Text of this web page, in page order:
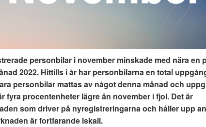
personbilar i november minskade med nära en
2022. Hittills i år har personbilarna en total
personbilar mattas av något denna månad och
fyra procentenheter lägre än november i fjol. Det är
som driver på nyregistreringarna och håller upp
är fortfarande iskall.